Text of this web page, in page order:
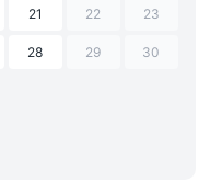
21 22 23
28 29 30